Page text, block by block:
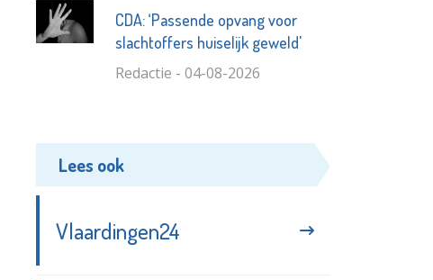
CDA: ‘Passende opvang voor
slachtoffers huiselijk geweld'
Redactie - 04-08-2026
Lees ook
Vlaardingen24